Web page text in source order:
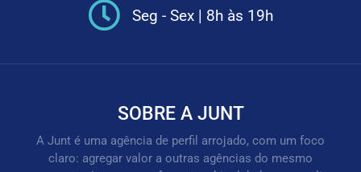
Seg - Sex | 8h às 19h
SOBRE A JUNT
A Junt é uma agência de perfil arrojado, com um foco
claro: agregar valor a outras agências do mesmo